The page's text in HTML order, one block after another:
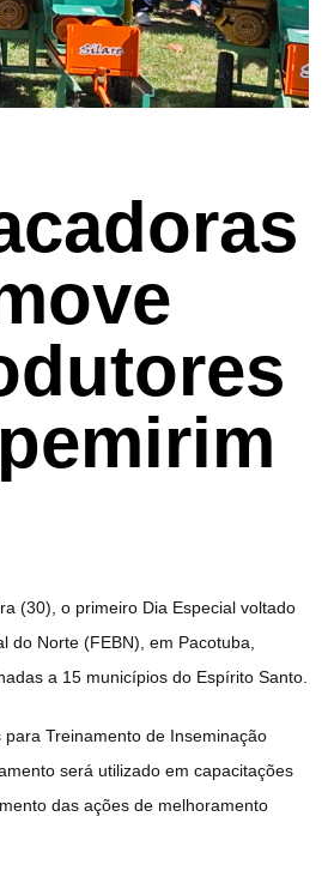
(30), o primeiro Dia Especial voltado
Norte (FEBN), em Pacotuba,
a 15 municípios do Espírito Santo.
Treinamento de Inseminação
será utilizado em capacitações
das ações de melhoramento